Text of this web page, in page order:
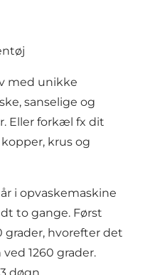
med unikke
sanselige og
Eller forkæl fx dit
krus og
i opvaskemaskine
to gange. Først
grader, hvorefter det
1260 grader.